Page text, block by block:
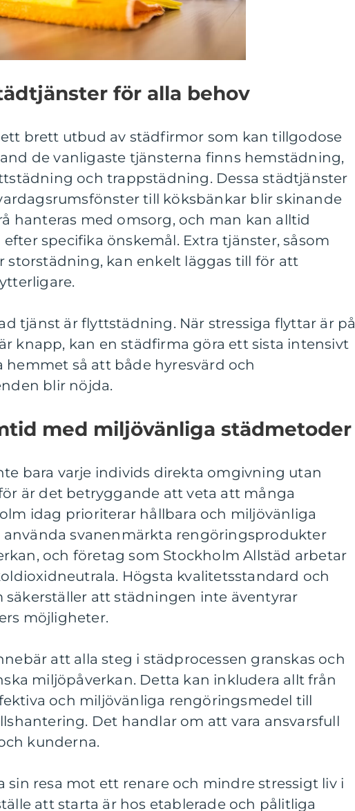
för alla behov
brett utbud av städfirmor som kan tillgodose
de vanligaste tjänsterna finns hemstädning,
och trappstädning. Dessa städtjänster
till köksbänkar blir skinande
hanteras med omsorg, och man kan alltid
specifika önskemål. Extra tjänster, såsom
storstädning, kan enkelt läggas till för att
tjänst är flyttstädning. När stressiga flyttar är på
knapp, kan en städfirma göra ett sista intensivt
så att både hyresvärd och
blir nöjda.
med miljövänliga städmetoder
bara varje individs direkta omgivning utan
är det betryggande att veta att många
idag prioriterar hållbara och miljövänliga
använda svanenmärkta rengöringsprodukter
och företag som Stockholm Allstäd arbetar
Högsta kvalitetsstandard och
säkerställer att städningen inte äventyrar
möjligheter.
att alla steg i städprocessen granskas och
miljöpåverkan. Detta kan inkludera allt från
och miljövänliga rengöringsmedel till
Det handlar om att vara ansvarsfull
kunderna.
sin resa mot ett renare och mindre stressigt liv i
att starta är hos etablerade och pålitliga